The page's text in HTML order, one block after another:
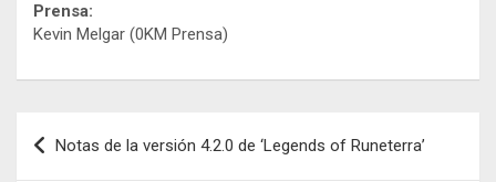
Prensa:
Kevin Melgar (0KM Prensa)
Navegación
de
Notas de la versión 4.2.0 de ‘Legends of Runeterra’